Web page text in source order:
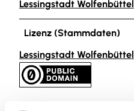
Lessingstadt Wolfenbüttel
Lizenz (Stammdaten)
Lessingstadt Wolfenbüttel